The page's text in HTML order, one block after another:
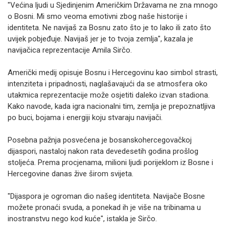
"Većina ljudi u Sjedinjenim Američkim Državama ne zna mnogo
o Bosni. Mi smo veoma emotivni zbog naše historije i
identiteta. Ne navijaš za Bosnu zato što je to lako ili zato što
uvijek pobjeđuje. Navijaš jer je to tvoja zemlja", kazala je
navijačica reprezentacije Amila Sirčo.
Američki medij opisuje Bosnu i Hercegovinu kao simbol strasti,
intenziteta i pripadnosti, naglašavajući da se atmosfera oko
utakmica reprezentacije može osjetiti daleko izvan stadiona.
Kako navode, kada igra nacionalni tim, zemlja je prepoznatljiva
po buci, bojama i energiji koju stvaraju navijači.
Posebna pažnja posvećena je bosanskohercegovačkoj
dijaspori, nastaloj nakon rata devedesetih godina prošlog
stoljeća. Prema procjenama, milioni ljudi porijeklom iz Bosne i
Hercegovine danas žive širom svijeta.
"Dijaspora je ogroman dio našeg identiteta. Navijače Bosne
možete pronaći svuda, a ponekad ih je više na tribinama u
inostranstvu nego kod kuće", istakla je Sirčo.